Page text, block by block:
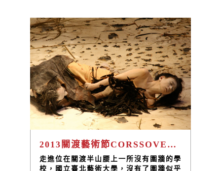
2013關渡藝術節CORSSOVER跨越標竿，聚焦亞洲
走進位在關渡半山腰上一所沒有圍牆的學
校，國立臺北藝術大學，沒有了圍牆似乎